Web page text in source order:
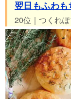
翌日もふわも
20位｜つくれ